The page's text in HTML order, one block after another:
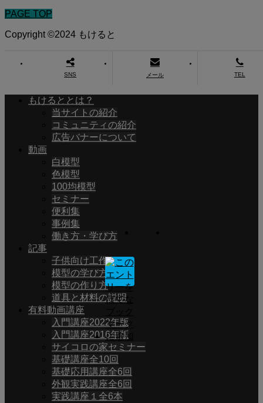
PAGE TOP
Copyright ©2024 もけると
SNS メール TEL
もけるととは？
当サイトの紹介
コミュニティの紹介
広告バナーについて
動画
白模型
色模型
100均模型
セミナー
便利集
事例集
働き方・学び方
記事
子供向け工作
模型の学び方
模型の作り方
道具と材料の説明
有料動画講座
入門講座2022年版
入門講座2016年版
サイコロの家セミナー
基礎講座全10回
基礎応用講座全6回
外観実践講座全6回
実践講座１全6本